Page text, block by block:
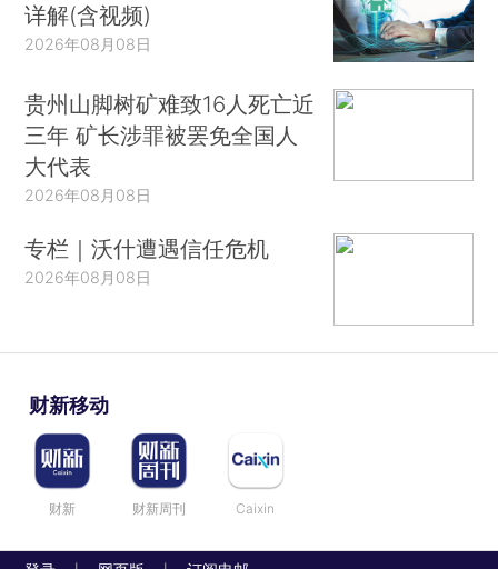
详解(含视频)
2026年08月08日
贵州山脚树矿难致16人死亡近
三年 矿长涉罪被罢免全国人
大代表
2026年08月08日
专栏｜沃什遭遇信任危机
2026年08月08日
财新移动
财新 财新周刊 Caixin